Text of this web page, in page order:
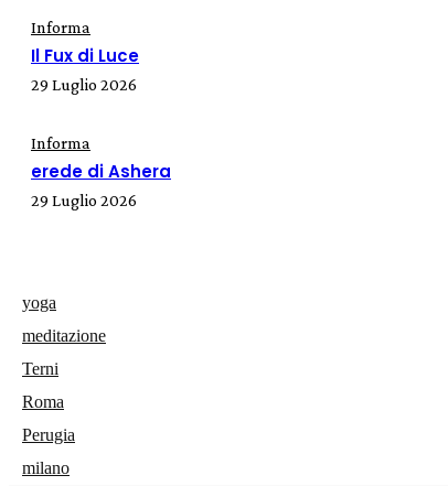
Informa
Il Fux di Luce
29 Luglio 2026
Informa
erede di Ashera
29 Luglio 2026
yoga
meditazione
Terni
Roma
Perugia
milano